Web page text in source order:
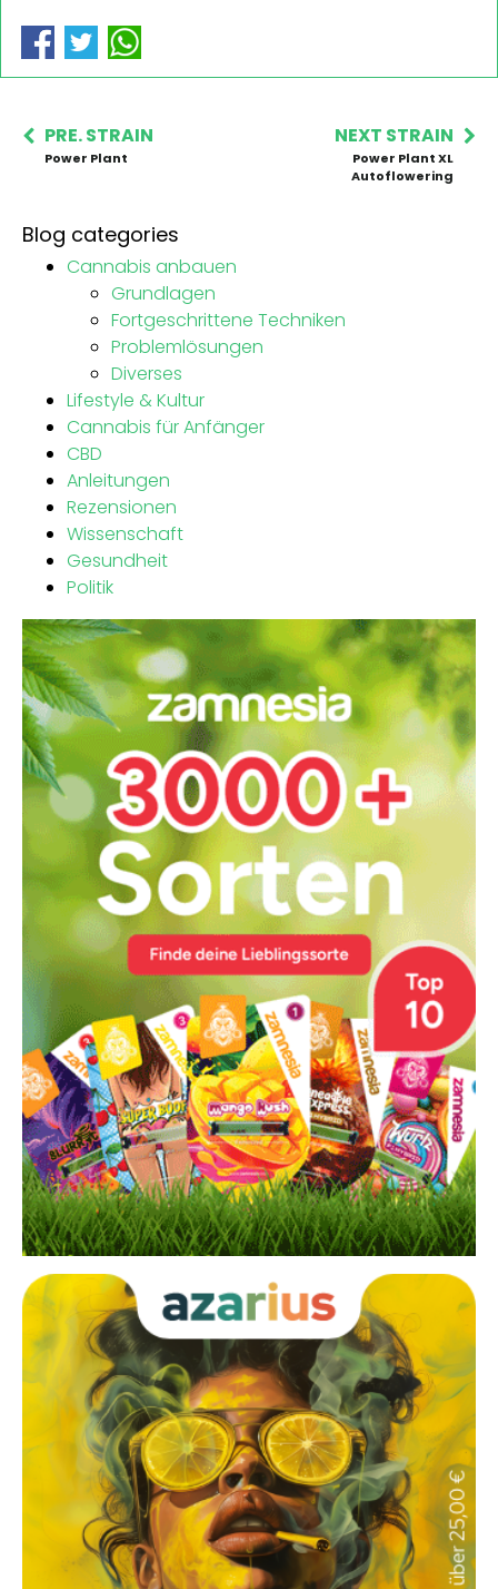
PRE. STRAIN
Power Plant
NEXT STRAIN
Power Plant XL
Autoflowering
Blog categories
Cannabis anbauen
Grundlagen
Fortgeschrittene Techniken
Problemlösungen
Diverses
Lifestyle & Kultur
Cannabis für Anfänger
CBD
Anleitungen
Rezensionen
Wissenschaft
Gesundheit
Politik